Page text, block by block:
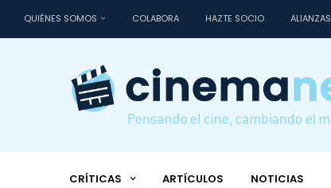
QUIÉNES SOMOS COLABORA HAZTE SOCIO ALIANZAS
CRÍTICAS ARTÍCULOS NOTICIAS